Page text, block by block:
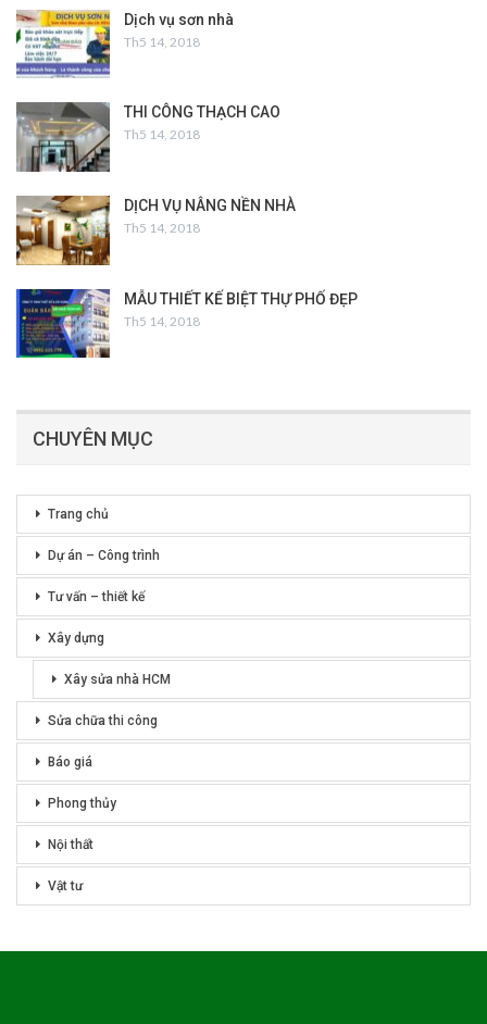
Dịch vụ sơn nhà
Th5 14, 2018
THI CÔNG THẠCH CAO
Th5 14, 2018
DỊCH VỤ NÂNG NỀN NHÀ
Th5 14, 2018
MẪU THIẾT KẾ BIỆT THỰ PHỐ ĐẸP
Th5 14, 2018
CHUYÊN MỤC
Trang chủ
Dự án – Công trình
Tư vấn – thiết kế
Xây dựng
Xây sửa nhà HCM
Sửa chữa thi công
Báo giá
Phong thủy
Nội thất
Vật tư